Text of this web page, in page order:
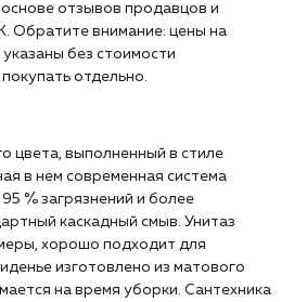
отзывов продавцов и
Обратите внимание: цены на
без стоимости
отдельно.
цвета, выполненный в стиле
в нем современная система
% загрязнений и более
каскадный смыв. Унитаз
хорошо подходит для
изготовлено из матового
на время уборки. Сантехника